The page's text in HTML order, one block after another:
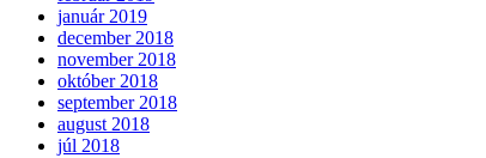
január 2019
december 2018
november 2018
október 2018
september 2018
august 2018
júl 2018